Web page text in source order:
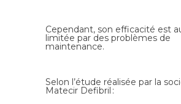
Cependant, son efficacité est
limitée par des problèmes de
maintenance.
Selon l’étude réalisée par la
Matecir Defibril :